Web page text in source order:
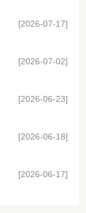
[2026-07-17]
[2026-07-02]
[2026-06-23]
[2026-06-18]
[2026-06-17]